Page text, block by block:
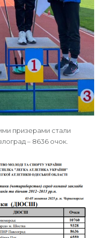
призерами стали
– 8636 очок.